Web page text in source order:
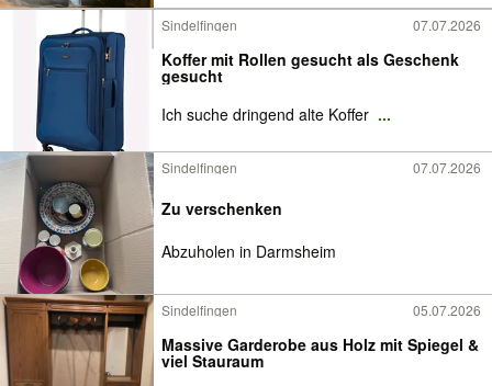
Sindelfingen 07.07.2026
Koffer mit Rollen gesucht als Geschenk
gesucht
Ich suche dringend alte Koffer ...
Sindelfingen 07.07.2026
Zu verschenken
Abzuholen in Darmsheim
Sindelfingen 05.07.2026
Massive Garderobe aus Holz mit Spiegel &
viel Stauraum